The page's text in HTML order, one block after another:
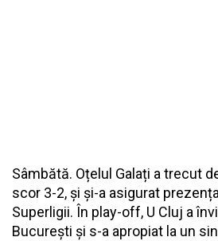
Sâmbătă. Oțelul Galați a trecut
scor 3-2, și și-a asigurat
Superligii. În play-off, U Cluj a
București și s-a apropiat la un